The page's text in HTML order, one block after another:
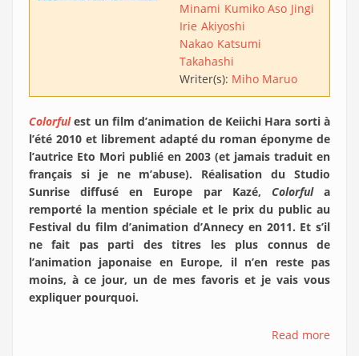
Minami Kumiko Aso Jingi
Irie Akiyoshi
Nakao Katsumi
Takahashi
Writer(s): Miho Maruo
Colorfulest un film d’animation de Keiichi Hara sorti à
l’été 2010 et librement adapté du roman éponyme de
l’autrice Eto Mori publié en 2003 (et jamais traduit en
français si je ne m’abuse). Réalisation du Studio
Sunrise diffusé en Europe par Kazé, Colorfula
remporté la mention spéciale et le prix du public au
Festival du film d’animation d’Annecy en 2011. Et s’il
ne fait pas parti des titres les plus connus de
l’animation japonaise en Europe, il n’en reste pas
moins, à ce jour, un de mes favoris et je vais vous
expliquer pourquoi.
Read more